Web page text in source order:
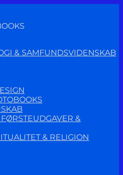
& SAMFUNDSVIDENSKAB
&
& RELIGION